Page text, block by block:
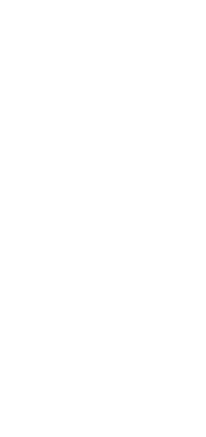
RD.2 FUJI 10号車